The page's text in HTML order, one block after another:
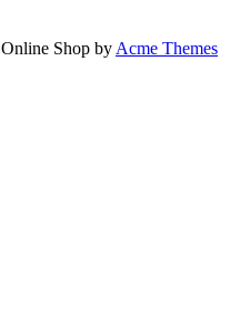
Online Shop byAcme Themes